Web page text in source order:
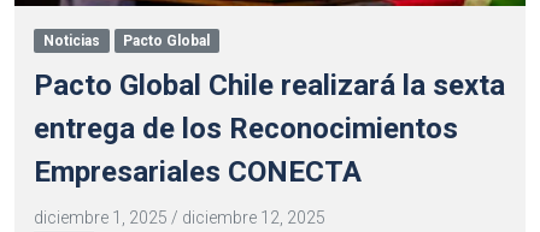
Noticias Pacto Global
Pacto Global Chile realizará la sexta
entrega de los Reconocimientos
Empresariales CONECTA
diciembre 1, 2025 / diciembre 12, 2025